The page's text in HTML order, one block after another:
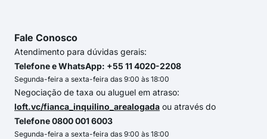
Fale Conosco
Atendimento para dúvidas gerais:
Telefone e WhatsApp: +55 11 4020-2208
Segunda-feira a sexta-feira das 9:00 às 18:00
Negociação de taxa ou aluguel em atraso:
loft.vc/fianca_inquilino_arealogada ou através do
Telefone 0800 001 6003
Segunda-feira a sexta-feira das 9:00 às 18:00